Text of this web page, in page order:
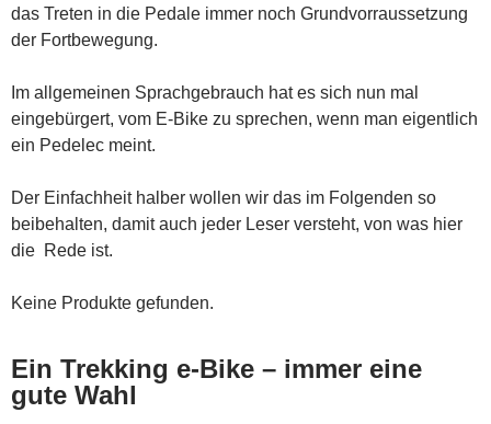
das Treten in die Pedale immer noch Grundvorraussetzung
der Fortbewegung.
Im allgemeinen Sprachgebrauch hat es sich nun mal
eingebürgert, vom E-Bike zu sprechen, wenn man eigentlich
ein Pedelec meint.
Der Einfachheit halber wollen wir das im Folgenden so
beibehalten, damit auch jeder Leser versteht, von was hier
die Rede ist.
Keine Produkte gefunden.
Ein Trekking e-Bike – immer eine
gute Wahl